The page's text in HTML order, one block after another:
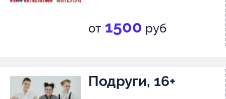
от 1500 руб
Подруги, 16+